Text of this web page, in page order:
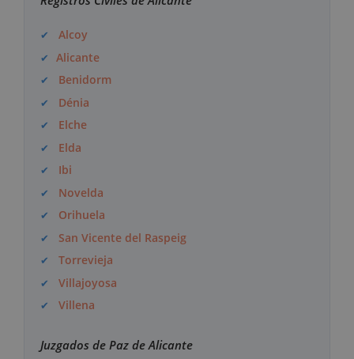
Alcoy
Alicante
Benidorm
Dénia
Elche
Elda
Ibi
Novelda
Orihuela
San Vicente del Raspeig
Torrevieja
Villajoyosa
Villena
Juzgados de Paz de Alicante